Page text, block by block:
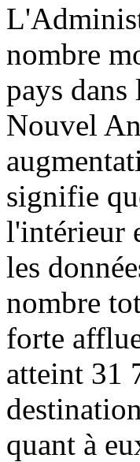
nombre
pays dans
Nouvel
signifie
l'intérieur
les
nombre
forte
atteint 31
quant à